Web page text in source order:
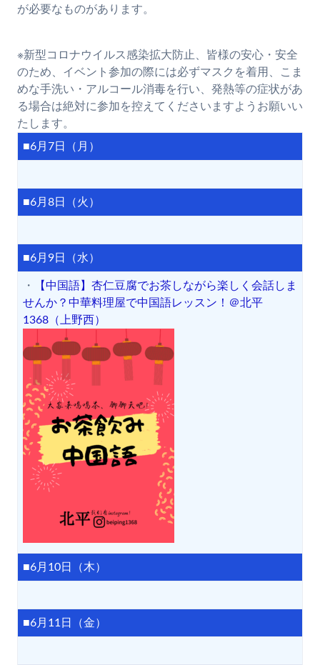
が必要なものがあります。
※新型コロナウイルス感染拡大防止、皆様の安心・安全
のため、イベント参加の際には必ずマスクを着用、こま
めな手洗い・アルコール消毒を行い、発熱等の症状があ
る場合は絶対に参加を控えてくださいますようお願いい
たします。
■6月7日（月）
■6月8日（火）
■6月9日（水）
・
【中国語】杏仁豆腐でお茶しながら楽しく会話しま
せんか？中華料理屋で中国語レッスン！＠北平
1368（上野西）
■6月10日（木）
■6月11日（金）